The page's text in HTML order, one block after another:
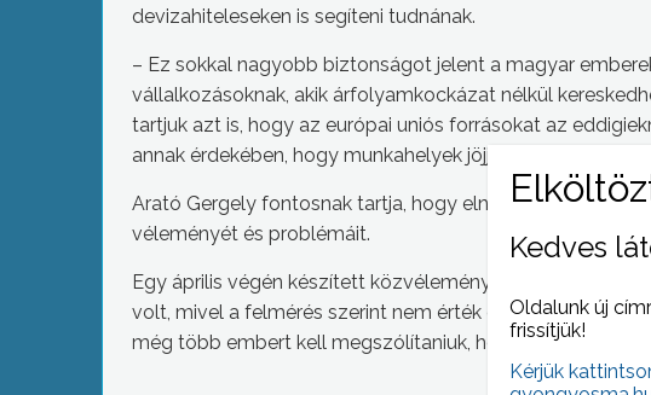
devizahiteleseken is segíteni tudnának.
– Ez sokkal nagyobb biztonságot jelent a magyar
vállalkozásoknak, akik árfolyamkockázat nélkül
tartjuk azt is, hogy az európai uniós forrásokat az
annak érdekében, hogy munkahelyek jöjjenek létre
Arató Gergely fontosnak tartja, hogy elnökségi tagként
véleményét és problémáit.
Egy április végén készített közvélemény-kutatás szerint
volt, mivel a felmérés szerint nem érték el az 5%-os
még több embert kell megszólítaniuk, hogy menjenek el
Kedves
Oldalunk új
frissítjük!
Kérjük